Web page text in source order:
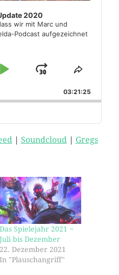
2020
wir mit Marc und
Podcast aufgezeichnet
PLAY
JUMP
FORWARD
SHARE
EPISODE
03:21:25
| Soundcloud| Gregs
Das Spielejahr 2021 ~
Juli bis Dezember
22. Dezember 2021
In "Plauschangriff"